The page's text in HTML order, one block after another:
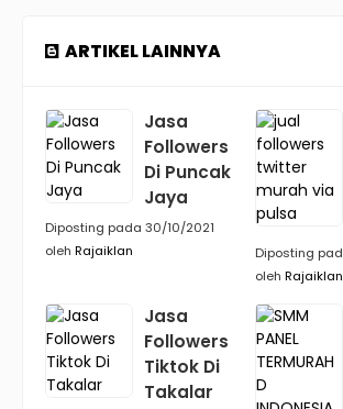
ARTIKEL LAINNYA
Jasa
Followers
Di Puncak
Jaya
Diposting pada 30/10/2021
oleh Rajaiklan
Diposting
oleh Rajaiklan
Jasa
Followers
Tiktok Di
Takalar